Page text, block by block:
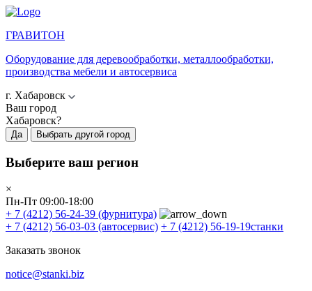
ГРАВИТОН
Оборудование для деревообработки, металлообработки,
производства мебели и автосервиса
г. Хабаровск
Ваш город
Хабаровск?
Да Выбрать другой город
Выберите ваш регион
×
Пн-Пт 09:00-18:00
+ 7 (4212) 56-24-39 (фурнитура)
+ 7 (4212) 56-03-03 (автосервис) + 7 (4212) 56-19-19станки
Заказать звонок
notice@stanki.biz